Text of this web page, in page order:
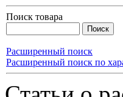
Поиск товара
Расширенный поиск
Расширенный поиск по